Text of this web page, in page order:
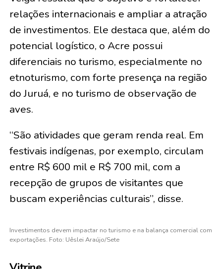
relações internacionais e ampliar a atração
de investimentos. Ele destaca que, além do
potencial logístico, o Acre possui
diferenciais no turismo, especialmente no
etnoturismo, com forte presença na região
do Juruá, e no turismo de observação de
aves.
“São atividades que geram renda real. Em
festivais indígenas, por exemplo, circulam
entre R$ 600 mil e R$ 700 mil, com a
recepção de grupos de visitantes que
buscam experiências culturais”, disse.
Investimentos devem impactar no turismo e na balança comercial com
exportações. Foto: Uêslei Araújo/Sete